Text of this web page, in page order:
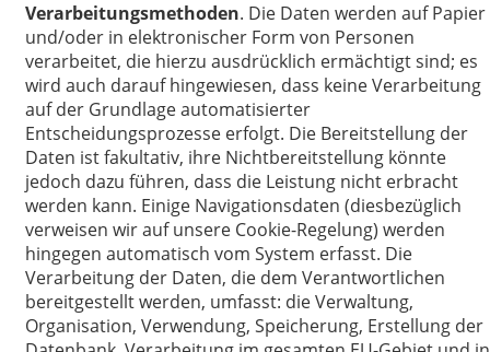
Verarbeitungsmethoden. Die Daten werden auf Papier
und/oder in elektronischer Form von Personen
verarbeitet, die hierzu ausdrücklich ermächtigt sind; es
wird auch darauf hingewiesen, dass keine Verarbeitung
auf der Grundlage automatisierter
Entscheidungsprozesse erfolgt. Die Bereitstellung der
Daten ist fakultativ, ihre Nichtbereitstellung könnte
jedoch dazu führen, dass die Leistung nicht erbracht
werden kann. Einige Navigationsdaten (diesbezüglich
verweisen wir auf unsere Cookie-Regelung) werden
hingegen automatisch vom System erfasst. Die
Verarbeitung der Daten, die dem Verantwortlichen
bereitgestellt werden, umfasst: die Verwaltung,
Organisation, Verwendung, Speicherung, Erstellung der